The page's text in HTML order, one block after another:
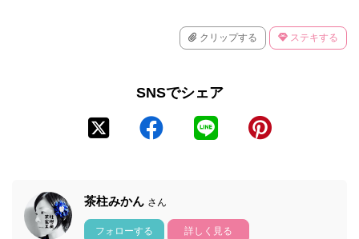
クリップする ステキする
SNSでシェア
茶柱みかん さん
フォローする 詳しく見る